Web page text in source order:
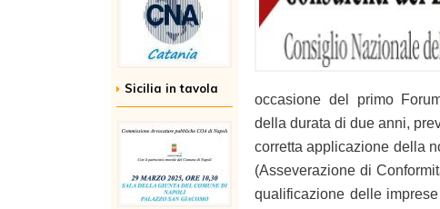
Sicilia in tavola
occasione del primo
della durata di due anni,
corretta applicazione della
(Asseverazione di
qualificazione delle